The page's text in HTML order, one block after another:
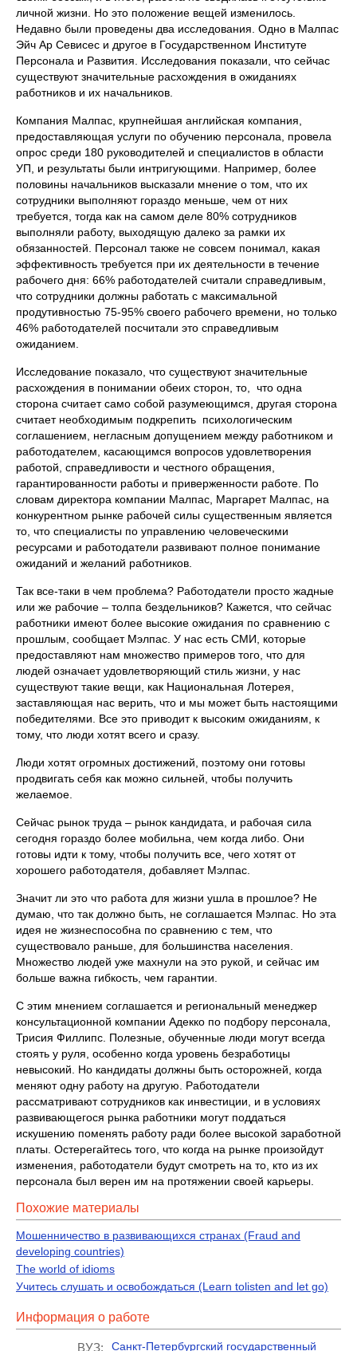
личной жизни. Но это положение вещей изменилось.
Недавно были проведены два исследования. Одно в Малпас
Эйч Ар Севисес и другое в Государственном Институте
Персонала и Развития. Исследования показали, что сейчас
существуют значительные расхождения в ожиданиях
работников и их начальников.
Компания Малпас, крупнейшая английская компания,
предоставляющая услуги по обучению персонала, провела
опрос среди 180 руководителей и специалистов в области
УП, и результаты были интригующими. Например, более
половины начальников высказали мнение о том, что их
сотрудники выполняют гораздо меньше, чем от них
требуется, тогда как на самом деле 80% сотрудников
выполняли работу, выходящую далеко за рамки их
обязанностей. Персонал также не совсем понимал, какая
эффективность требуется при их деятельности в течение
рабочего дня: 66% работодателей считали справедливым,
что сотрудники должны работать с максимальной
продутивностью 75-95% своего рабочего времени, но только
46% работодателей посчитали это справедливым
ожиданием.
Исследование показало, что существуют значительные
расхождения в понимании обеих сторон, то, что одна
сторона считает само собой разумеющимся, другая сторона
считает необходимым подкрепить психологическим
соглашением, негласным допущением между работником и
работодателем, касающимся вопросов удовлетворения
работой, справедливости и честного обращения,
гарантированности работы и приверженности работе. По
словам директора компании Малпас, Маргарет Малпас, на
конкурентном рынке рабочей силы существенным является
то, что специалисты по управлению человеческими
ресурсами и работодатели развивают полное понимание
ожиданий и желаний работников.
Так все-таки в чем проблема? Работодатели просто жадные
или же рабочие – толпа бездельников? Кажется, что сейчас
работники имеют более высокие ожидания по сравнению с
прошлым, сообщает Мэлпас. У нас есть СМИ, которые
предоставляют нам множество примеров того, что для
людей означает удовлетворяющий стиль жизни, у нас
существуют такие вещи, как Национальная Лотерея,
заставляющая нас верить, что и мы может быть настоящими
победителями. Все это приводит к высоким ожиданиям, к
тому, что люди хотят всего и сразу.
Люди хотят огромных достижений, поэтому они готовы
продвигать себя как можно сильней, чтобы получить
желаемое.
Сейчас рынок труда – рынок кандидата, и рабочая сила
сегодня гораздо более мобильна, чем когда либо. Они
готовы идти к тому, чтобы получить все, чего хотят от
хорошего работодателя, добавляет Мэлпас.
Значит ли это что работа для жизни ушла в прошлое? Не
думаю, что так должно быть, не соглашается Мэлпас. Но эта
идея не жизнеспособна по сравнению с тем, что
существовало раньше, для большинства населения.
Множество людей уже махнули на это рукой, и сейчас им
больше важна гибкость, чем гарантии.
С этим мнением соглашается и региональный менеджер
консультационной компании Адекко по подбору персонала,
Трисия Филлипс. Полезные, обученные люди могут всегда
стоять у руля, особенно когда уровень безработицы
невысокий. Но кандидаты должны быть осторожней, когда
меняют одну работу на другую. Работодатели
рассматривают сотрудников как инвестиции, и в условиях
развивающегося рынка работники могут поддаться
искушению поменять работу ради более высокой заработной
платы. Остерегайтесь того, что когда на рынке произойдут
изменения, работодатели будут смотреть на то, кто из их
персонала был верен им на протяжении своей карьеры.
Похожие материалы
Мошенничество в развивающихся странах (Fraud and
developing countries)
The world of idioms
Учитесь слушать и освобождаться (Learn tolisten and let go)
Информация о работе
ВУЗ: Санкт-Петербургский государственный